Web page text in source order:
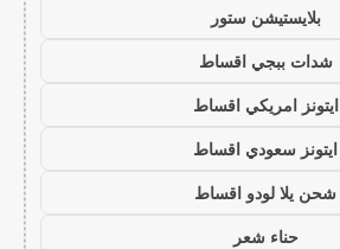
بلايستيشن ستور
شدات ببجي اقساط
ايتونز امريكي اقساط
ايتونز سعودي اقساط
شحن يلا لودو اقساط
حناء شعر